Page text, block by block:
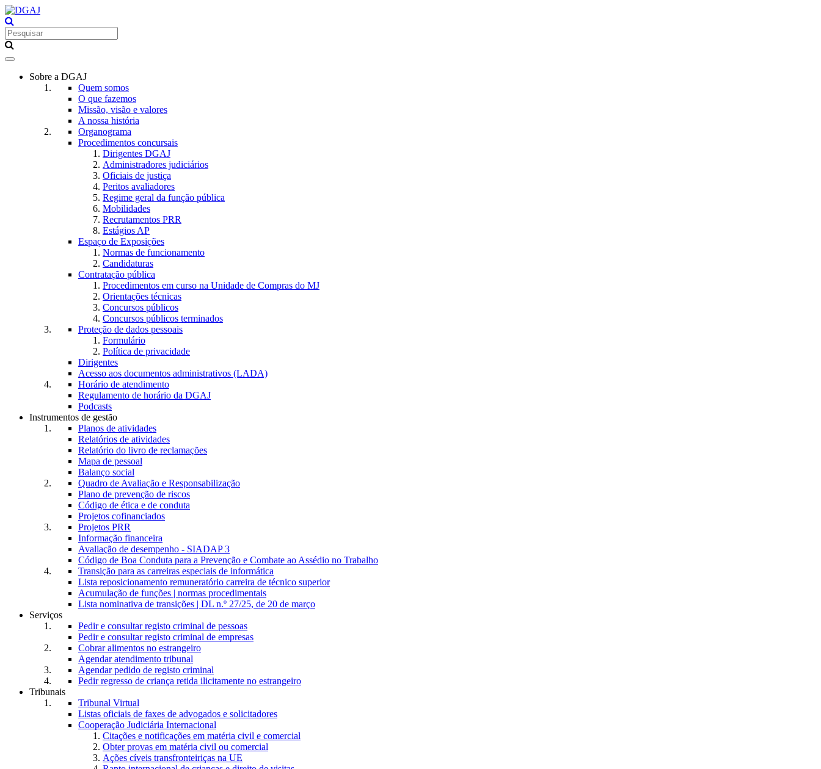
Toggle
navigationSobre a DGAJ
Quem somos
O que fazemos
Missão, visão e valores
A nossa história
Organograma
Procedimentos concursais
Dirigentes DGAJ
Administradores judiciários
Oficiais de justiça
Peritos avaliadores
Regime geral da função pública
Mobilidades
Recrutamentos PRR
Estágios AP
Espaço de Exposições
Normas de funcionamento
Candidaturas
Contratação pública
Procedimentos em curso na Unidade de Compras do MJ
Orientações técnicas
Concursos públicos
Concursos públicos terminados
Proteção de dados pessoais
Formulário
Política de privacidade
Dirigentes
Acesso aos documentos administrativos (LADA)
Horário de atendimento
Regulamento de horário da DGAJ
Podcasts
Instrumentos de gestão
Planos de atividades
Relatórios de atividades
Relatório do livro de reclamações
Mapa de pessoal
Balanço social
Quadro de Avaliação e Responsabilização
Plano de prevenção de riscos
Código de ética e de conduta
Projetos cofinanciados
Projetos PRR
Informação financeira
Avaliação de desempenho - SIADAP 3
Código de Boa Conduta para a Prevenção e Combate ao Assédio no Trabalho
Transição para as carreiras especiais de informática
Lista reposicionamento remuneratório carreira de técnico superior
Acumulação de funções | normas procedimentais
Lista nominativa de transições | DL n.º 27/25, de 20 de março
Serviços
Pedir e consultar registo criminal de pessoas
Pedir e consultar registo criminal de empresas
Cobrar alimentos no estrangeiro
Agendar atendimento tribunal
Agendar pedido de registo criminal
Pedir regresso de criança retida ilicitamente no estrangeiro
Tribunais
Tribunal Virtual
Listas oficiais de faxes de advogados e solicitadores
Cooperação Judiciária Internacional
Citações e notificações em matéria civil e comercial
Obter provas em matéria civil ou comercial
Ações cíveis transfronteiriças na UE